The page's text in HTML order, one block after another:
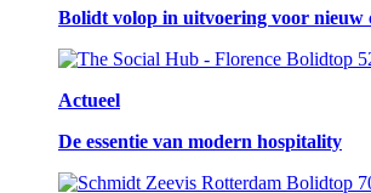
Bolidt volop in uitvoering voor nieuw
Actueel
De essentie van modern hospitality